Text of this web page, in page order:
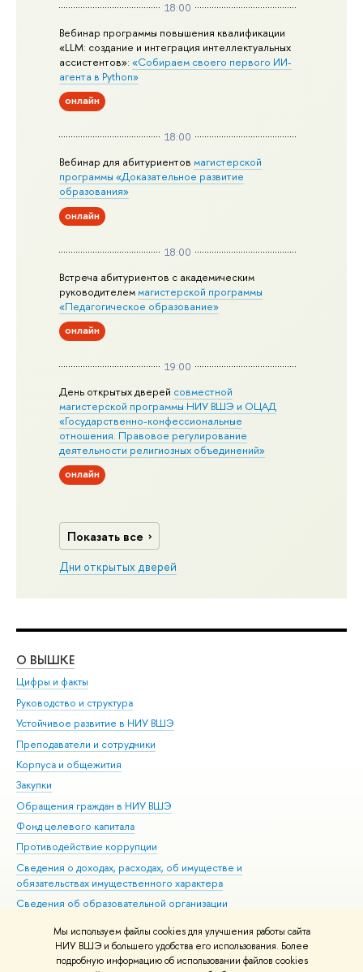
Мы используем файлы cookies для улучшения работы сайта
НИУ ВШЭ и большего удобства его использования. Более
подробную информацию об использовании файлов cookies
18:00
Вебинар программы повышения квалификации
«LLM: создание и интеграция интеллектуальных
ассистентов»:«Собираем своего первого ИИ-
агента в Python»
онлайн
18:00
Вебинар для абитуриентовмагистерской
программы «Доказательное развитие
образования»
онлайн
18:00
Встреча абитуриентов с академическим
руководителеммагистерской программы
«Педагогическое образование»
онлайн
19:00
День открытых дверей совместной
магистерской программы НИУ ВШЭ и ОЦАД
«Государственно-конфессиональные
отношения. Правовое регулирование
деятельности религиозных объединений»
онлайн
Показать все
Дни открытых дверей
О ВЫШКЕ
Цифры и факты
Руководство и структура
Устойчивое развитие в НИУ ВШЭ
Преподаватели и сотрудники
Корпуса и общежития
Закупки
Обращения граждан в НИУ ВШЭ
Фонд целевого капитала
Противодействие коррупции
Сведения о доходах, расходах, об имуществе и
обязательствах имущественного характера
Сведения об образовательной организации
Людям с ограниченными возможностями здоровья
Единая платежная страница
Работа в Вышке